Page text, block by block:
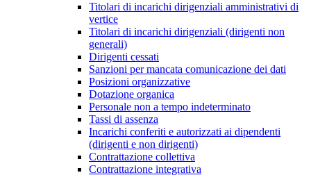
Titolari di incarichi dirigenziali amministrativi di
vertice
Titolari di incarichi dirigenziali (dirigenti non
generali)
Dirigenti cessati
Sanzioni per mancata comunicazione dei dati
Posizioni organizzative
Dotazione organica
Personale non a tempo indeterminato
Tassi di assenza
Incarichi conferiti e autorizzati ai dipendenti
(dirigenti e non dirigenti)
Contrattazione collettiva
Contrattazione integrativa